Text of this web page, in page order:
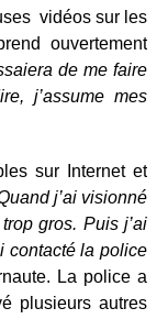
vidéos sur les
ouvertement
de me faire
j’assume mes
sur Internet et
j’ai visionné
gros. Puis j’ai
contacté la police
La police a
plusieurs autres